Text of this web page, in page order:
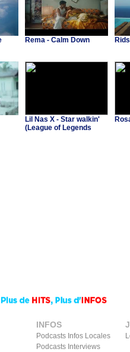
Rema - Calm Down
Lil Nas X - Star walkin'
(League of Legends
INFOS
Podcasts Infos Locales
Podcasts Interviews